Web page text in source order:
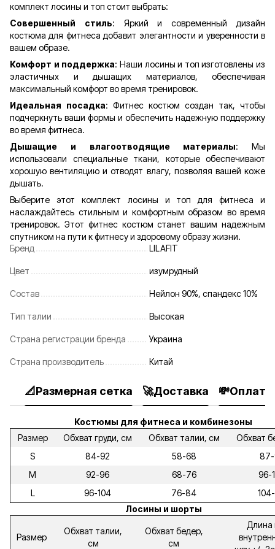
комплект лосины и топ стоит выбрать:
Совершенный стиль: Яркий и современный дизайн
костюма для фитнеса добавит элегантности и уверенности в
вашем образе.
Комфорт и поддержка: Наши лосины и топ изготовлены из
эластичных и дышащих материалов, обеспечивая
максимальный комфорт во время тренировок.
Идеальная посадка: Фитнес костюм создан так, чтобы
подчеркнуть ваши формы и обеспечить надежную поддержку
во время фитнеса.
Дышащие и влагоотводящие материалы: Мы
использовали специальные ткани, которые обеспечивают
хорошую вентиляцию и отводят влагу, позволяя вашей коже
дышать.
Выберите этот комплект лосины и топ для фитнеса и
наслаждайтесь стильным и комфортным образом во время
тренировок. Этот фитнес костюм станет вашим надежным
спутником на пути к фитнесу и здоровому образу жизни.
Бренд
LILAFIT
Цвет изумрудный
Состав Нейлон 90%, спандекс 10%
Тип талии Высокая
Страна регистрации бренда Украина
Страна производитель Китай
📐Размерная сетка 🚀Доставка 💸Оплата
Костюмы для фитнеса и комбинезоны
Размер
Обхват груди, см Обхват талии, см
Обхват
S
84-92 58-68
M
92-96 68-76
96-
L
96-104 76-84
Лосины и шорты
Размер
Обхват талии,
см
Обхват бедер,
см
Длина